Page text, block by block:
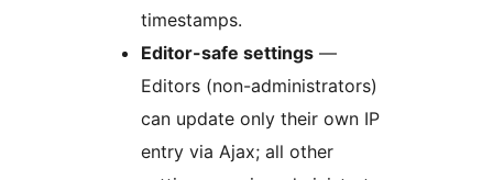
timestamps.
Editor-safe settings —
Editors (non-administrators)
can update only their own IP
entry via Ajax; all other